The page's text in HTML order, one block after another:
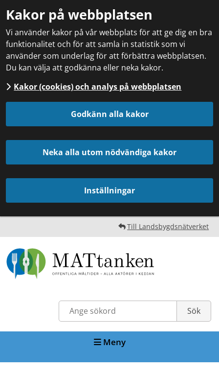
Kakor på webbplatsen
Vi använder kakor på vår webbplats för att ge dig en bra
funktionalitet och för att samla in statistik som vi
använder som underlag för att förbättra webbplatsen.
Du kan välja att godkänna eller neka kakor.
Kakor (cookies) och analys på webbplatsen
Godkänn alla kakor
Neka alla utom nödvändiga kakor
Inställningar
Till Landsbygdsnätverket
Meny